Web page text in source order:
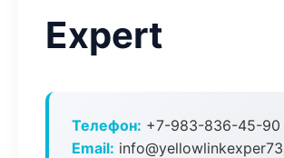
Expert
Телефон: +7-983-836-45-90
Email: